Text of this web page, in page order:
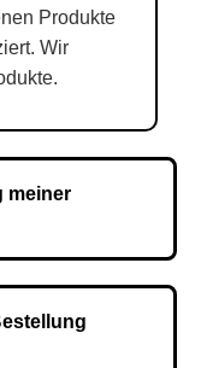
Produkte
Wir
meiner
ab.